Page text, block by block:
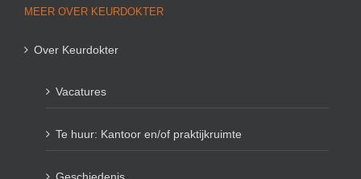
MEER OVER KEURDOKTER
Over Keurdokter
Vacatures
Te huur: Kantoor en/of praktijkruimte